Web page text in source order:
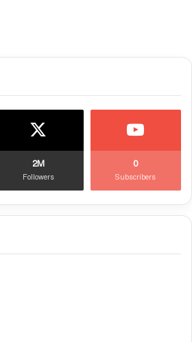
2M
Followers
0
Subscribers